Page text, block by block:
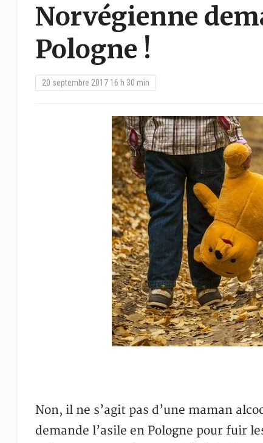
Norvégienne
Pologne !
20 septembre 2017 16 h 30 min
Non, il ne s’agit pas d’une maman
demande l’asile en Pologne pour fuir